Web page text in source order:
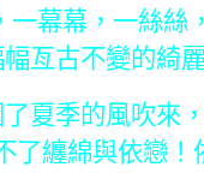
一幕幕，一絲絲
亙古不變的綺
季的風吹來，
了纏綿與依戀！